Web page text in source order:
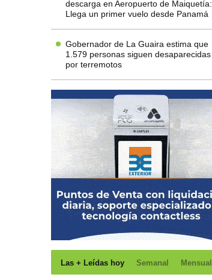
descarga en Aeropuerto de Maiquetía:
Llega un primer vuelo desde Panamá
Gobernador de La Guaira estima que
1.579 personas siguen desaparecidas
por terremotos
Las + Leídas hoy Semanal Mensual